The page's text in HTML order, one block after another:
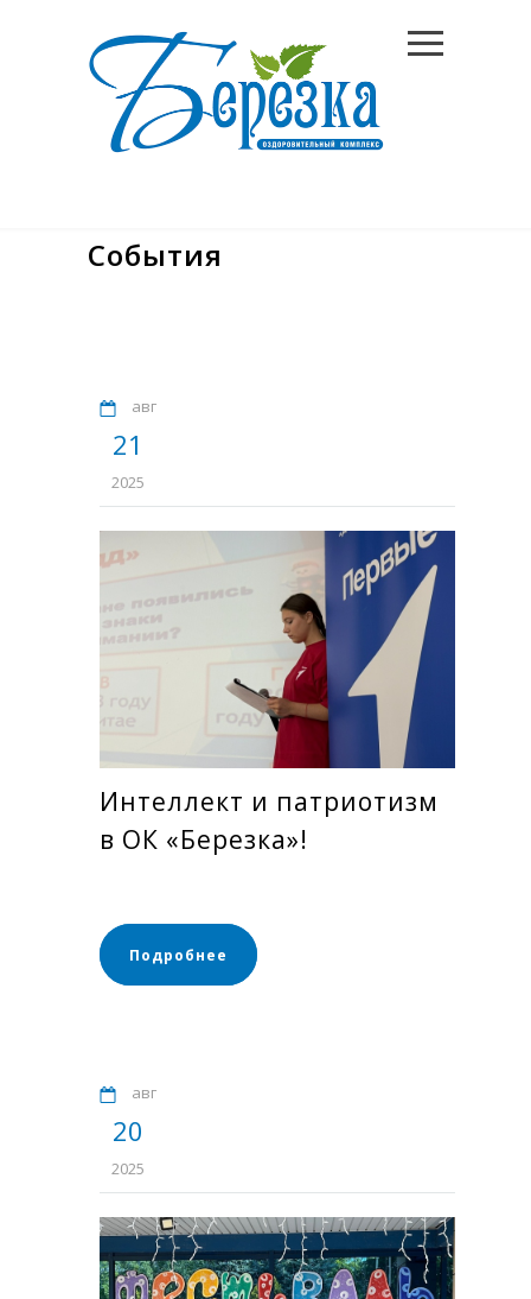
События
авг
21
2025
Интеллект и патриотизм
в ОК «Березка»!
Подробнее
авг
20
2025